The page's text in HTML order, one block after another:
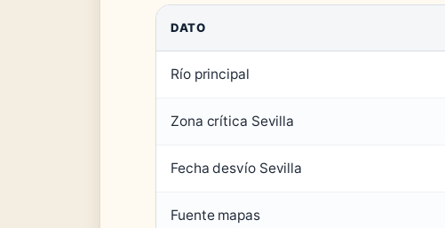
DATO
Río principal
Zona crítica Sevilla
Fecha desvío Sevilla
Fuente mapas